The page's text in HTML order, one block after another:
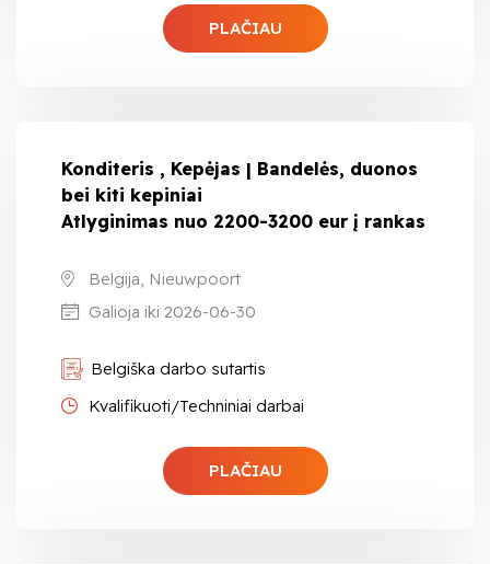
PLAČIAU
Konditeris , Kepėjas | Bandelės, duonos
bei kiti kepiniai
Atlyginimas nuo 2200-3200 eur į rankas
Belgija, Nieuwpoort
Galioja iki 2026-06-30
Belgiška darbo sutartis
Kvalifikuoti/Techniniai darbai
PLAČIAU